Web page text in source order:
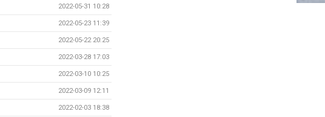
2022-05-31 10:28
2022-05-23 11:39
2022-05-22 20:25
2022-03-28 17:03
2022-03-10 10:25
2022-03-09 12:11
2022-02-03 18:38